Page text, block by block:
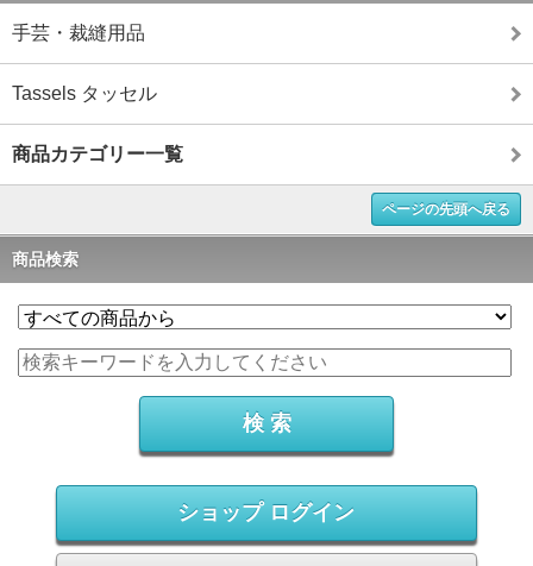
手芸・裁縫用品
Tassels タッセル
商品カテゴリー一覧
ページの先頭へ戻る
商品検索
ショップ ログイン